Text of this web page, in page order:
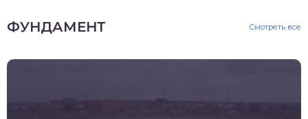
ФУНДАМЕНТ Смотреть все